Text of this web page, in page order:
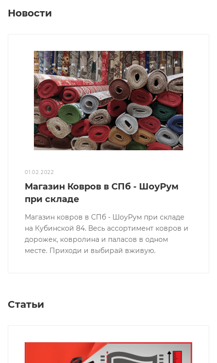
Новости
01.02.2022
Магазин Ковров в СПб - ШоуРум
при складе
Магазин ковров в СПб - ШоуРум при складе
на Кубинской 84. Весь ассортимент ковров и
дорожек, ковролина и паласов в одном
месте. Приходи и выбирай вживую.
Статьи